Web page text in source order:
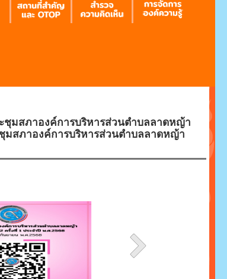
ชุมสภาองค์การบริหารส่วนตำบลลาดหญ้า
มสภาองค์การบริหารส่วนตำบลลาดหญ้า